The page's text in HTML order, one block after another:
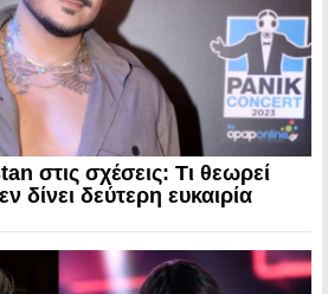
στις σχέσεις: Τι θεωρεί
δίνει δεύτερη ευκαιρία